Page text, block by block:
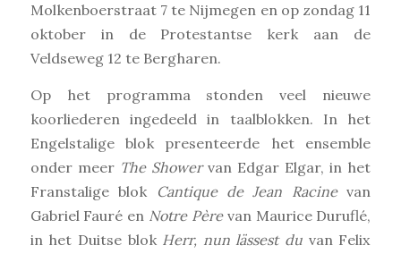
Molkenboerstraat 7 te Nijmegen en op zondag 11
oktober in de Protestantse kerk aan de
Veldseweg 12 te Bergharen.
Op het programma stonden veel nieuwe
koorliederen ingedeeld in taalblokken. In het
Engelstalige blok presenteerde het ensemble
onder meer The Showervan Edgar Elgar, in het
Franstalige blok Cantique de Jean Racinevan
Gabriel Fauré en Notre Pèrevan Maurice Duruflé,
in het Duitse blok Herr, nun lässest du van Felix